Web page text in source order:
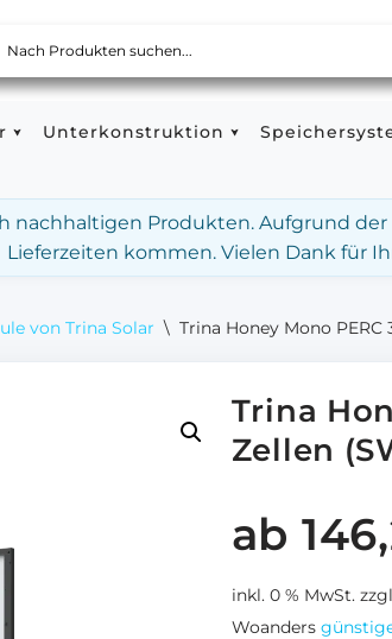
Unterkonstruktion
nachhaltigen Produkten. Aufgrund
Lieferzeiten kommen. Vielen Dank für
von Trina Solar \ Trina Honey Mono PERC
Trina
Zellen
ab
inkl. 0 % MwSt.
Woanders